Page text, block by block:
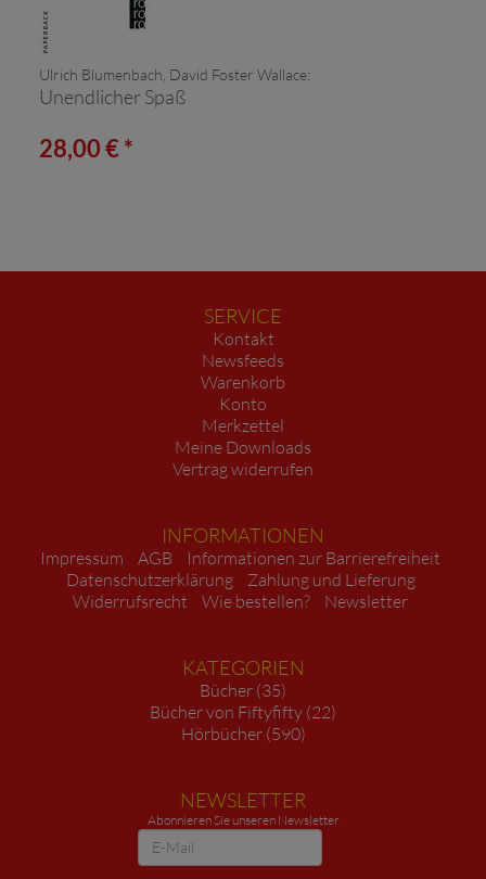
Ulrich Blumenbach, David Foster Wallace:
Unendlicher Spaß
28,00 € *
SERVICE
Kontakt
Newsfeeds
Warenkorb
Konto
Merkzettel
Meine Downloads
Vertrag widerrufen
INFORMATIONEN
Impressum AGB
Informationen zur Barrierefreiheit
Datenschutzerklärung
Zahlung und Lieferung
Widerrufsrecht
Wie bestellen? Newsletter
KATEGORIEN
Bücher (35)
Bücher von Fiftyfifty (22)
Hörbücher (590)
NEWSLETTER
Abonnieren Sie unseren Newsletter
Newsletter